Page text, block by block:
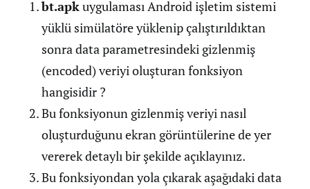
bt.apk uygulaması Android işletim sistemi
yüklü simülatöre yüklenip çalıştırıldıktan
sonra data parametresindeki gizlenmiş
(encoded) veriyi oluşturan fonksiyon
hangisidir ?
Bu fonksiyonun gizlenmiş veriyi nasıl
oluşturduğunu ekran görüntülerine de yer
vererek detaylı bir şekilde açıklayınız.
Bu fonksiyondan yola çıkarak aşağıdaki data